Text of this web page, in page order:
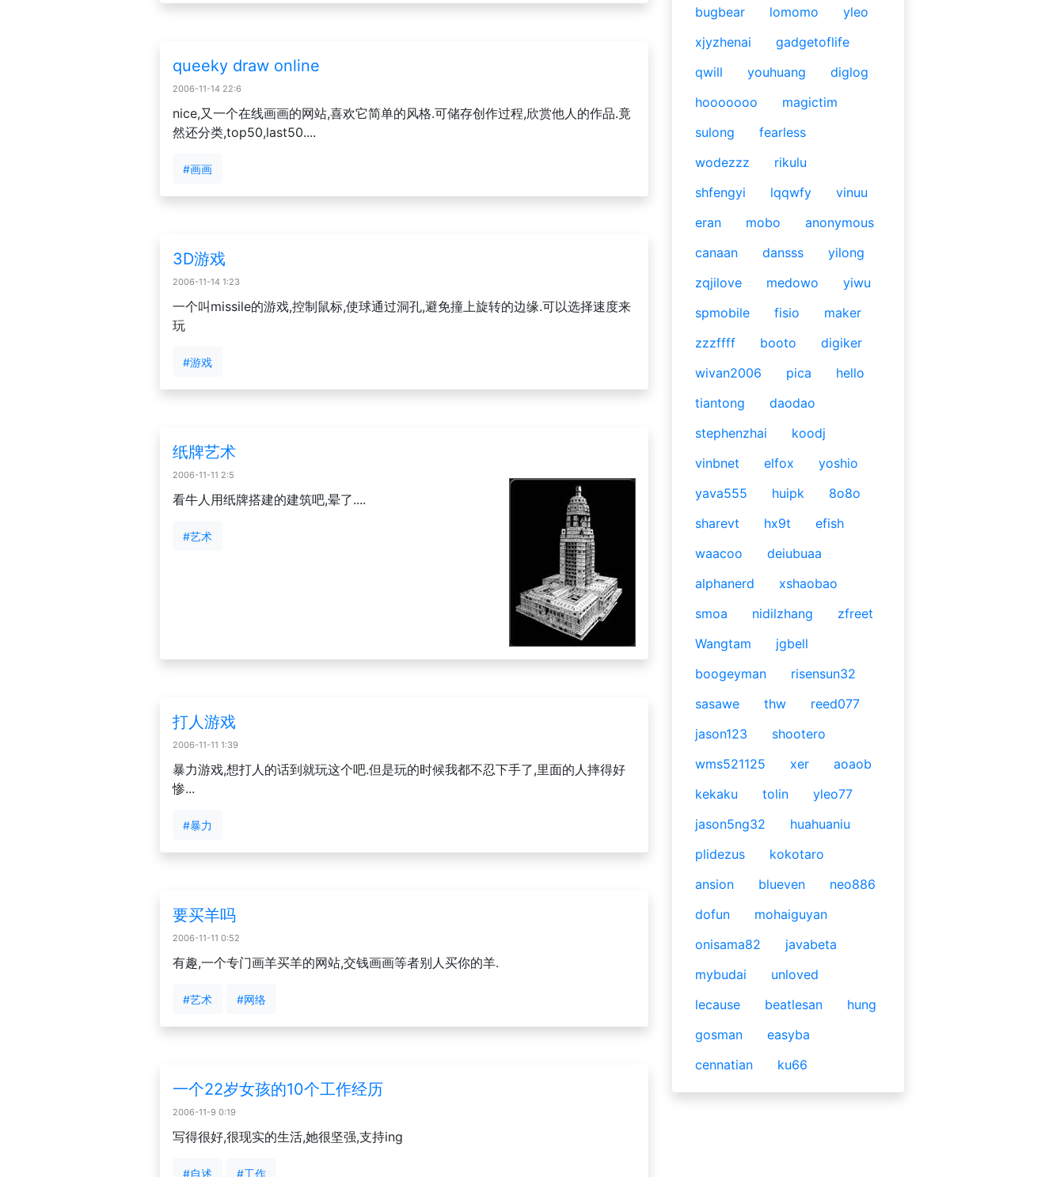
queeky draw online
2006-11-14 22:6
nice,又一个在线画画的网站,喜欢它简单的风格.可储存创作过程,欣赏他人的作品.竟
然还分类,top50,last50....
#画画
3D游戏
2006-11-14 1:23
一个叫missile的游戏,控制鼠标,使球通过洞孔,避免撞上旋转的边缘.可以选择速度来
玩
#游戏
纸牌艺术
2006-11-11 2:5
看牛人用纸牌搭建的建筑吧,晕了....
#艺术
打人游戏
2006-11-11 1:39
暴力游戏,想打人的话到就玩这个吧.但是玩的时候我都不忍下手了,里面的人摔得好
惨...
#暴力
要买羊吗
2006-11-11 0:52
有趣,一个专门画羊买羊的网站,交钱画画等者别人买你的羊.
#艺术 #网络
一个22岁女孩的10个工作经历
2006-11-9 0:19
写得很好,很现实的生活,她很坚强,支持ing
#自述 #工作
bugbear
lomomo
yleo
xjyzhenai
gadgetoflife
qwill
youhuang
diglog
hooooooo
magictim
sulong
fearless
wodezzz
rikulu
shfengyi
lqqwfy
vinuu
eran
mobo
anonymous
canaan
dansss
yilong
zqjilove
medowo
yiwu
spmobile
fisio
maker
zzzffff
booto
digiker
wivan2006
pica
hello
tiantong
daodao
stephenzhai
koodj
vinbnet
elfox
yoshio
yava555
huipk
8o8o
sharevt
hx9t
efish
waacoo
deiubuaa
alphanerd
xshaobao
smoa
nidilzhang
zfreet
Wangtam
jgbell
boogeyman
risensun32
sasawe
thw
reed077
jason123
shootero
wms521125
xer
aoaob
kekaku
tolin
yleo77
jason5ng32
huahuaniu
plidezus
kokotaro
ansion
blueven
neo886
dofun
mohaiguyan
onisama82
javabeta
mybudai
unloved
lecause
beatlesan
hung
gosman
easyba
cennatian
ku66